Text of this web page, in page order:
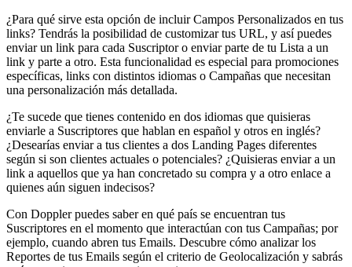
¿Para qué sirve esta opción de incluir Campos Personalizados en tus
links? Tendrás la posibilidad de customizar tus URL, y así puedes
enviar un link para cada Suscriptor o enviar parte de tu Lista a un
link y parte a otro. Esta funcionalidad es especial para promociones
específicas, links con distintos idiomas o Campañas que necesitan
una personalización más detallada.
¿Te sucede que tienes contenido en dos idiomas que quisieras
enviarle a Suscriptores que hablan en español y otros en inglés?
¿Desearías enviar a tus clientes a dos Landing Pages diferentes
según si son clientes actuales o potenciales? ¿Quisieras enviar a un
link a aquellos que ya han concretado su compra y a otro enlace a
quienes aún siguen indecisos?
Con Doppler puedes saber en qué país se encuentran tus
Suscriptores en el momento que interactúan con tus Campañas; por
ejemplo, cuando abren tus Emails. Descubre cómo analizar los
Reportes de tus Emails según el criterio de Geolocalización y sabrás